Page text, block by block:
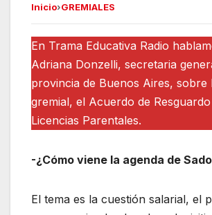
c
e
b
o
o
k
at
s
A
p
p
e
gr
a
m
ail
Inicio›GREMIALES
En Trama Educativa Radio
Adriana Donzelli, secretaria
provincia de Buenos Aires, sobre
gremial, el Acuerdo de
Licencias Parentales.
-¿Cómo viene la agenda de
El tema es la cuestión salarial, el